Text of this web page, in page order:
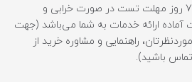
خدمت شما هستیم. همراه با 7 روز مهلت تست در صورت خرابی و
ارائه خدمات به شما می‌باشد (جهت
راهنمایی و مشاوره خرید از